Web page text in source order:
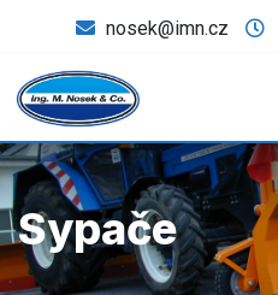
nosek@imn.cz
Sypače